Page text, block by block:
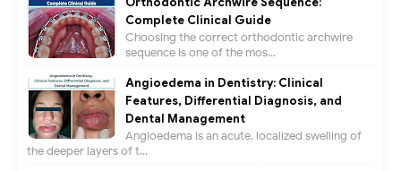
Complete Clinical Guide
Choosing the correct orthodontic archwire
sequence is one of the mos...
Angioedema in Dentistry: Clinical
Features, Differential Diagnosis, and
Dental Management
Angioedema is an acute, localized swelling of
the deeper layers of t...